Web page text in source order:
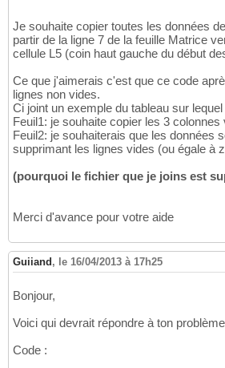
Je souhaite copier toutes les données
partir de la ligne 7 de la feuille Matrice
cellule L5 (coin haut gauche du début
Ce que j'aimerais c'est que ce code
lignes non vides.
Ci joint un exemple du tableau sur
Feuil1: je souhaite copier les 3 colonnes
Feuil2: je souhaiterais que les données
supprimant les lignes vides (ou égale à
(pourquoi le fichier que je joins est
Merci d'avance pour votre aide
Guiiand , le 16/04/2013 à 17h25
Bonjour,
Voici qui devrait répondre à ton
Code :